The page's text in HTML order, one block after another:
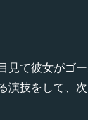
見て彼女がゴ
演技をして、